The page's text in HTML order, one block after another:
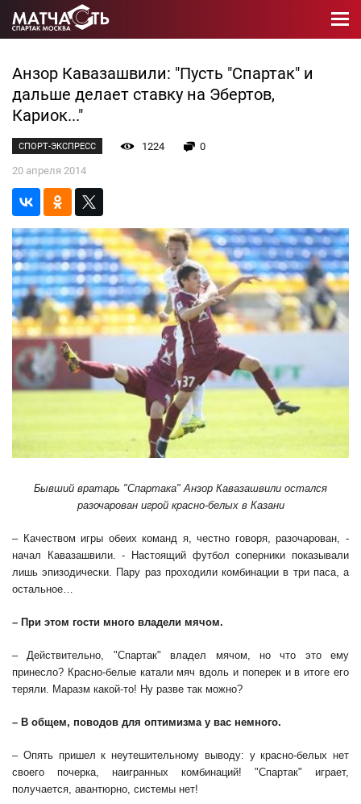
Анзор Кавазашвили: "Пусть "Спартак" и
дальше делает ставку на Эбертов,
Кариок..."
СПОРТ-ЭКСПРЕСС 1224
0
20 апреля 2014
Бывший вратарь "Спартака" Анзор Кавазашвили остался
разочарован игрой красно-белых в Казани
– Качеством игры обеих команд я, честно говоря, разочарован, -
начал Кавазашвили. - Настоящий футбол соперники показывали
лишь эпизодически. Пару раз проходили комбинации в три паса, а
остальное…
– При этом гости много владели мячом.
– Действительно, "Спартак" владел мячом, но что это ему
принесло? Красно-белые катали мяч вдоль и поперек и в итоге его
теряли. Маразм какой-то! Ну разве так можно?
– В общем, поводов для оптимизма у вас немного.
– Опять пришел к неутешительному выводу: у красно-белых нет
своего почерка, наигранных комбинаций! "Спартак" играет,
получается, авантюрно, системы нет!